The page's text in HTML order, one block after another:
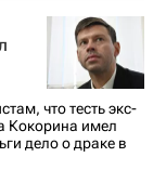
что тесть экс-
Кокорина имел
дело о драке в